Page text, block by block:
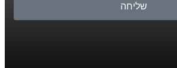
שליחה